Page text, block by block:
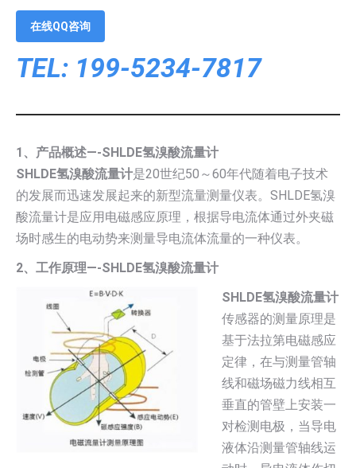
在线QQ咨询
TEL: 199-5234-7817
1、产品概述—-SHLDE氢溴酸流量计
SHLDE氢溴酸流量计是20世纪50～60年代随着电子技术
的发展而迅速发展起来的新型流量测量仪表。SHLDE氢溴
酸流量计是应用电磁感应原理，根据导电流体通过外夹磁
场时感生的电动势来测量导电流体流量的一种仪表。
2、工作原理—-SHLDE氢溴酸流量计
SHLDE氢溴酸流量计
传感器的测量原理是
基于法拉第电磁感应
定律，在与测量管轴
线和磁场磁力线相互
垂直的管壁上安装一
对检测电极，当导电
液体沿测量管轴线运